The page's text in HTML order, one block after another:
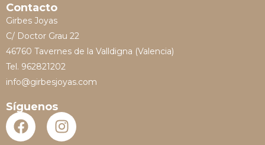
Contacto
Girbes Joyas
C/ Doctor Grau 22
46760 Tavernes de la Valldigna (Valencia)
Tel. 962821202
info@girbesjoyas.com
Síguenos